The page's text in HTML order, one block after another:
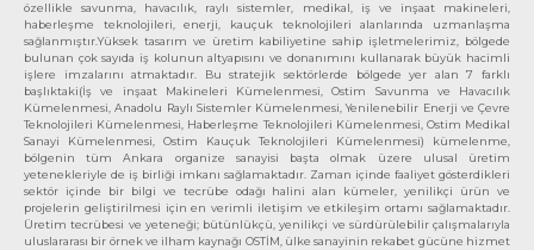
özellikle savunma, havacılık, raylı sistemler, medikal, iş ve inşaat makineleri,
haberleşme teknolojileri, enerji, kauçuk teknolojileri alanlarında uzmanlaşma
sağlanmıştır.Yüksek tasarım ve üretim kabiliyetine sahip işletmelerimiz, bölgede
bulunan çok sayıda iş kolunun altyapısını ve donanımını kullanarak büyük hacimli
işlere imzalarını atmaktadır. Bu stratejik sektörlerde bölgede yer alan 7 farklı
başlıktaki(İş ve inşaat Makineleri Kümelenmesi, Ostim Savunma ve Havacılık
Kümelenmesi, Anadolu Raylı Sistemler Kümelenmesi, Yenilenebilir Enerji ve Çevre
Teknolojileri Kümelenmesi, Haberleşme Teknolojileri Kümelenmesi, Ostim Medikal
Sanayi Kümelenmesi, Ostim Kauçuk Teknolojileri Kümelenmesi) kümelenme,
bölgenin tüm Ankara organize sanayisi başta olmak üzere ulusal üretim
yetenekleriyle de iş birliği imkanı sağlamaktadır. Zaman içinde faaliyet gösterdikleri
sektör içinde bir bilgi ve tecrübe odağı halini alan kümeler, yenilikçi ürün ve
projelerin geliştirilmesi için en verimli iletişim ve etkileşim ortamı sağlamaktadır.
Üretim tecrübesi ve yeteneği; bütünlükçü, yenilikçi ve sürdürülebilir çalışmalarıyla
uluslararası bir örnek ve ilham kaynağı OSTİM, ülke sanayinin rekabet gücüne hizmet